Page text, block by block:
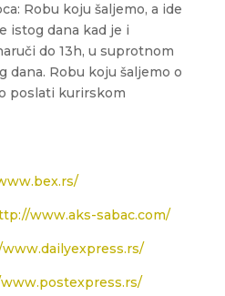
Robu koju šaljemo, a ide
istog dana kad je i
do 13h, u suprotnom
dana. Robu koju šaljemo o
poslati kurirskom
www.aks-sabac.com/